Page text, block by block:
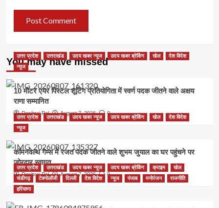
You may have missed
उत्तर प्रदेश उत्तराखंड उदय खबर न्यूज उदय खबर ब्रेकिंग खेल
देश विदेश
न्यूज
10 मीटर एयर पिस्टल शूटिंग प्रतियोगिता में स्वर्ण पदक जीतने वाले अक्षय
राणा सम्मानित
Deshraj Pal August 7, 2026 0
उत्तर प्रदेश उत्तराखंड उदय खबर न्यूज उदय खबर ब्रेकिंग खेल
देश विदेश
न्यूज
कॉमनवेल्थ गेम्स में रजत पदक जीतने वाले शुभम जुयाल का घर पहुंचने पर
जोरदार स्वागत
Deshraj Pal August 7, 2026 0
उत्तर प्रदेश उत्तराखंड उदय खबर न्यूज उदय खबर ब्रेकिंग क्राइम
खेल
चंडीगढ़
टेक्नोलॉजी दिल्ली देश विदेश न्यूज पंजाब मनोरंजन
राजनीति
हरियाणा